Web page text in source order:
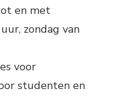
en met
zondag van
voor
studenten en